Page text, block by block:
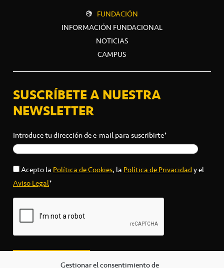
Gestionar el consentimiento de
FUNDACIÓN
INFORMACIÓN FUNDACIONAL
NOTICIAS
CAMPUS
SUSCRÍBETE A NUESTRA
NEWSLETTER
Introduce tu dirección de e-mail para suscribirte*
Acepto laPolítica de Cookies, laPolítica de Privacidady el
Aviso Legal*